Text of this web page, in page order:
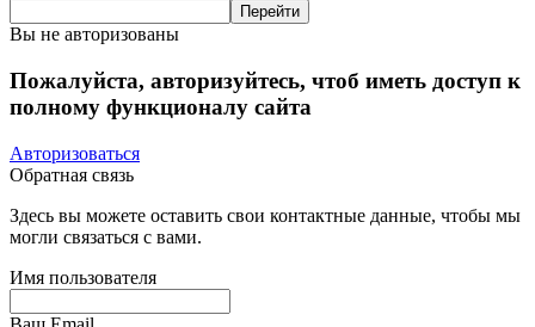
Вы не авторизованы
Пожалуйста, авторизуйтесь, чтоб иметь доступ к
полному функционалу сайта
Авторизоваться
Обратная связь
Здесь вы можете оставить свои контактные данные, чтобы мы
могли связаться с вами.
Имя пользователя